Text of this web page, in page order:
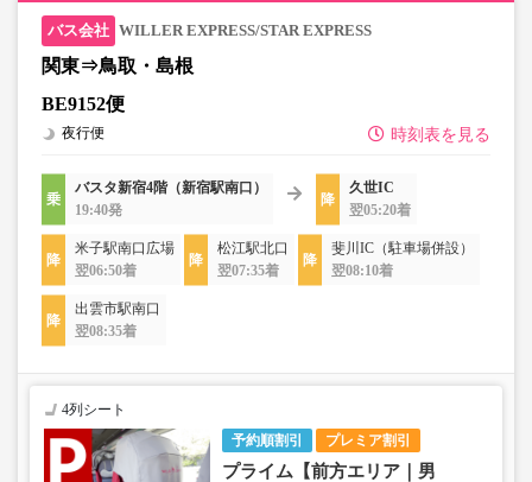
WILLER EXPRESS/STAR EXPRESS
関東⇒鳥取・島根
BE9152便
時刻表を見る
夜行便
バスタ新宿4階（新宿駅南口）
19:40発
久世IC
翌05:20着
米子駅南口広場
翌06:50着
松江駅北口
翌07:35着
斐川IC（駐車場併設）
翌08:10着
出雲市駅南口
翌08:35着
予約順割引 プレミア割引
4列シート
プライム【前方エリア｜男